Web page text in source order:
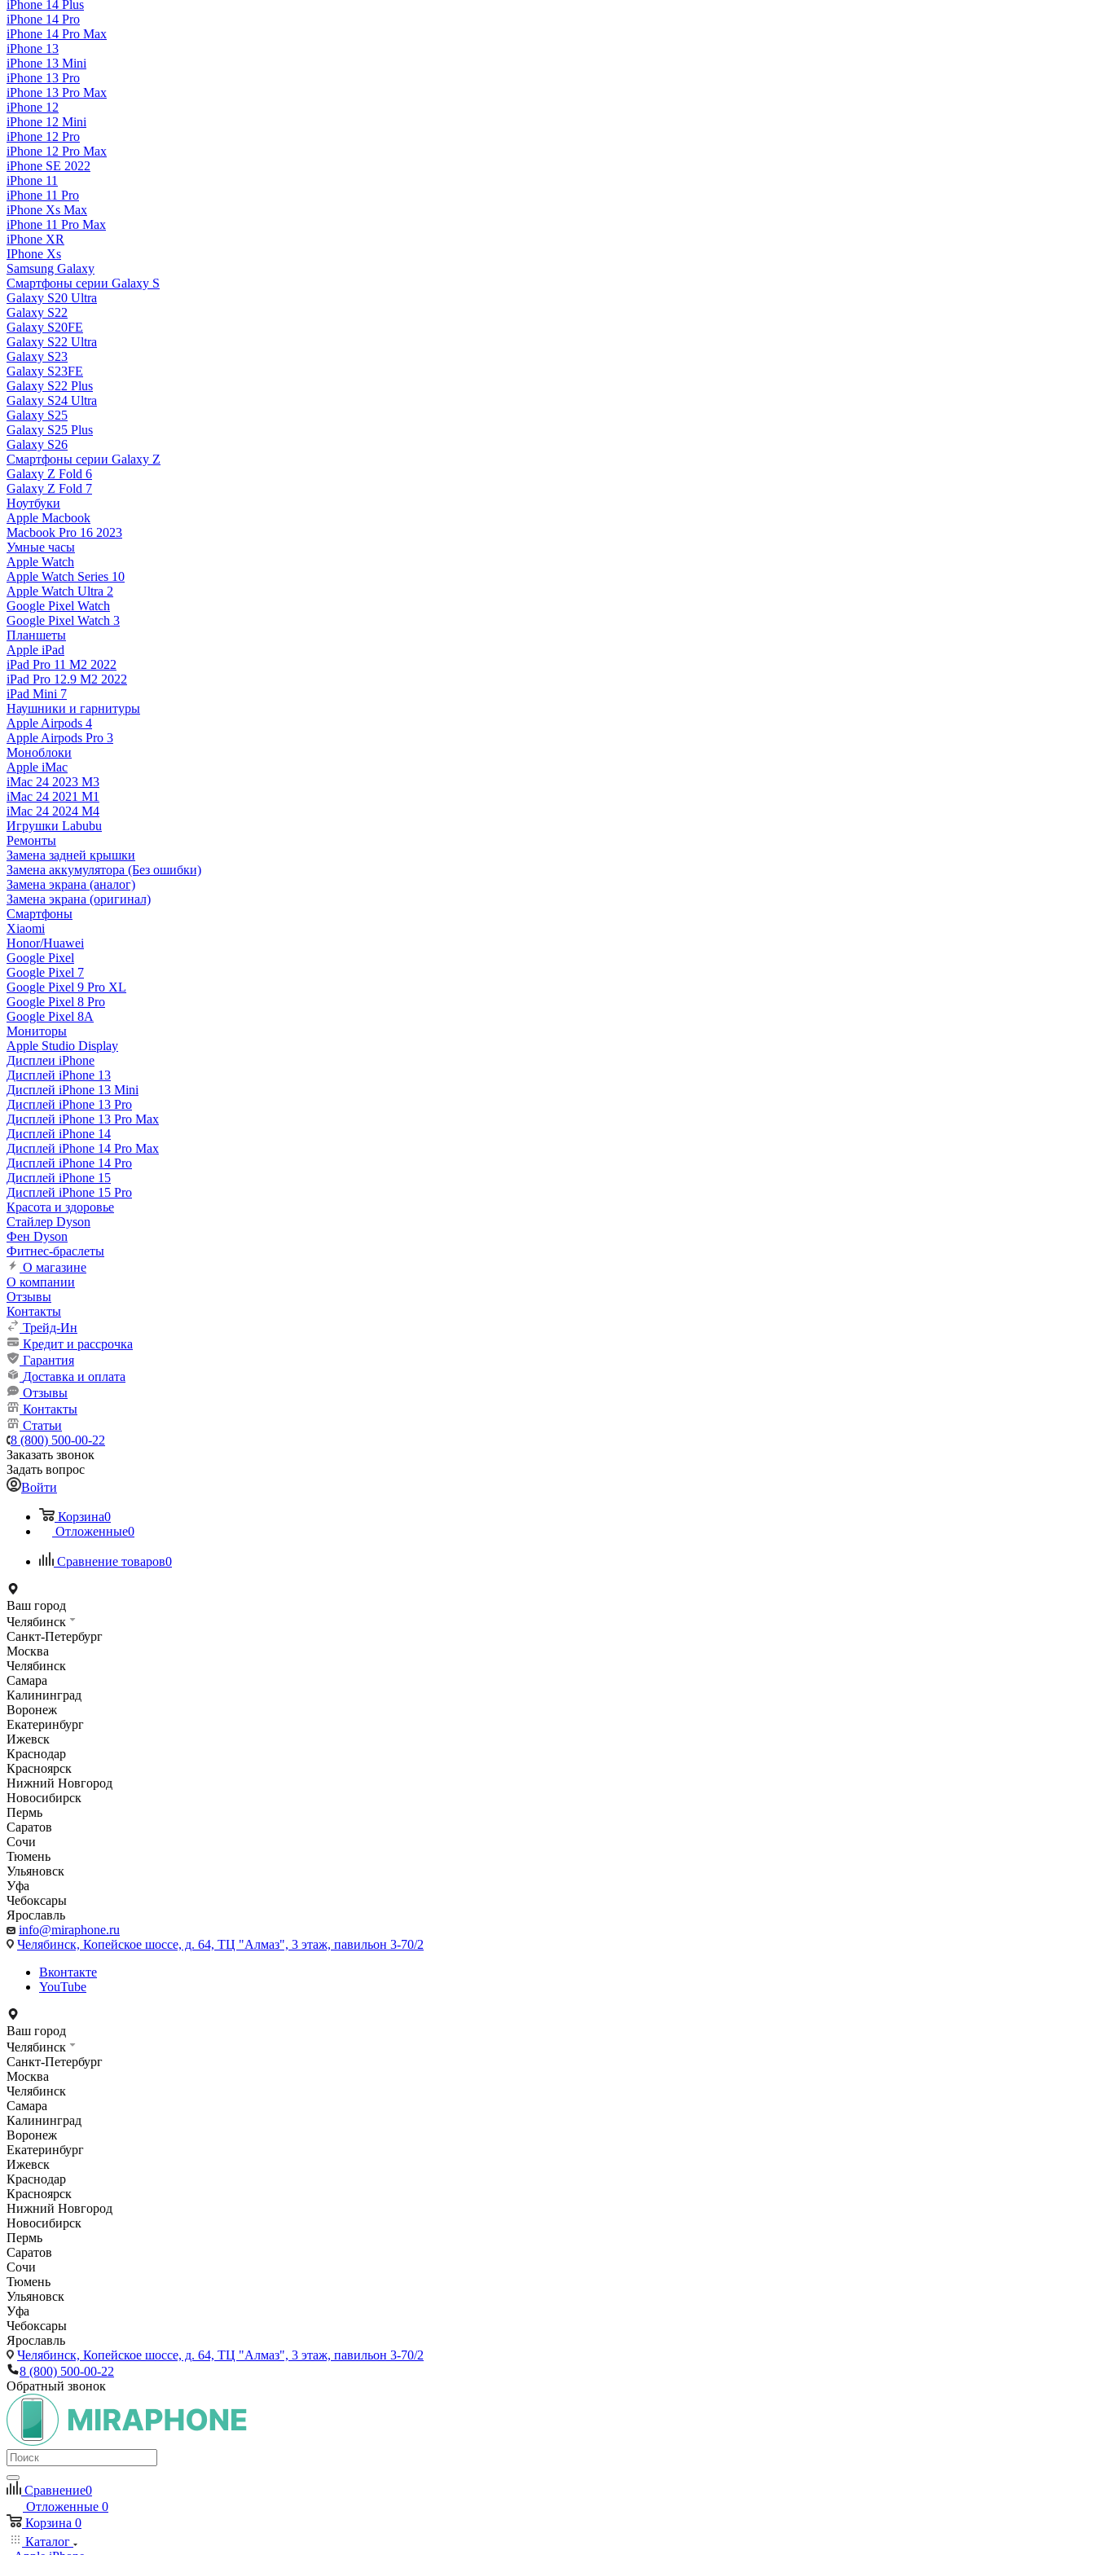
iPhone 14 Plus
iPhone 14 Pro
iPhone 14 Pro Max
iPhone 13
iPhone 13 Mini
iPhone 13 Pro
iPhone 13 Pro Max
iPhone 12
iPhone 12 Mini
iPhone 12 Pro
iPhone 12 Pro Max
iPhone SE 2022
iPhone 11
iPhone 11 Pro
iPhone Xs Max
iPhone 11 Pro Max
iPhone XR
IPhone Xs
Samsung Galaxy
Смартфоны серии Galaxy S
Galaxy S20 Ultra
Galaxy S22
Galaxy S20FE
Galaxy S22 Ultra
Galaxy S23
Galaxy S23FE
Galaxy S22 Plus
Galaxy S24 Ultra
Galaxy S25
Galaxy S25 Plus
Galaxy S26
Смартфоны серии Galaxy Z
Galaxy Z Fold 6
Galaxy Z Fold 7
Ноутбуки
Apple Macbook
Macbook Pro 16 2023
Умные часы
Apple Watch
Apple Watch Series 10
Apple Watch Ultra 2
Google Pixel Watch
Google Pixel Watch 3
Планшеты
Apple iPad
iPad Pro 11 M2 2022
iPad Pro 12.9 M2 2022
iPad Mini 7
Наушники и гарнитуры
Apple Airpods 4
Apple Airpods Pro 3
Моноблоки
Apple iMac
iMac 24 2023 M3
iMac 24 2021 M1
iMac 24 2024 M4
Игрушки Labubu
Ремонты
Замена задней крышки
Замена аккумулятора (Без ошибки)
Замена экрана (аналог)
Замена экрана (оригинал)
Смартфоны
Xiaomi
Honor/Huawei
Google Pixel
Google Pixel 7
Google Pixel 9 Pro XL
Google Pixel 8 Pro
Google Pixel 8A
Мониторы
Apple Studio Display
Дисплеи iPhone
Дисплей iPhone 13
Дисплей iPhone 13 Mini
Дисплей iPhone 13 Pro
Дисплей iPhone 13 Pro Max
Дисплей iPhone 14
Дисплей iPhone 14 Pro Max
Дисплей iPhone 14 Pro
Дисплей iPhone 15
Дисплей iPhone 15 Pro
Красота и здоровье
Стайлер Dyson
Фен Dyson
Фитнес-браслеты
О магазине
О компании
Отзывы
Контакты
Трейд-Ин
Кредит и рассрочка
Гарантия
Доставка и оплата
Отзывы
Контакты
Статьи
8 (800) 500-00-22
Заказать звонок
Задать вопрос
Войти
Корзина0
Отложенные0
Сравнение товаров0
Ваш город
Челябинск
Санкт-Петербург
Москва
Челябинск
Самара
Калининград
Воронеж
Екатеринбург
Ижевск
Краснодар
Красноярск
Нижний Новгород
Новосибирск
Пермь
Саратов
Сочи
Тюмень
Ульяновск
Уфа
Чебоксары
Ярославль
info@miraphone.ru
Челябинск, Копейское шоссе, д. 64, ТЦ "Алмаз", 3 этаж, павильон 3-70/2
Вконтакте
YouTube
Ваш город
Челябинск
Санкт-Петербург
Москва
Челябинск
Самара
Калининград
Воронеж
Екатеринбург
Ижевск
Краснодар
Красноярск
Нижний Новгород
Новосибирск
Пермь
Саратов
Сочи
Тюмень
Ульяновск
Уфа
Чебоксары
Ярославль
Челябинск, Копейское шоссе, д. 64, ТЦ "Алмаз", 3 этаж, павильон 3-70/2
8 (800) 500-00-22
Обратный звонок
Сравнение0
Отложенные 0
Корзина 0
Каталог